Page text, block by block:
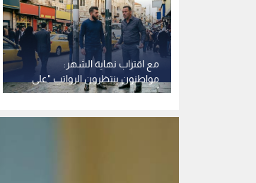
مع اقتراب نهاية الشهر:
مواطنون ينتظرون الرواتب "على
أحر من الجمر" وعينة ميدانية